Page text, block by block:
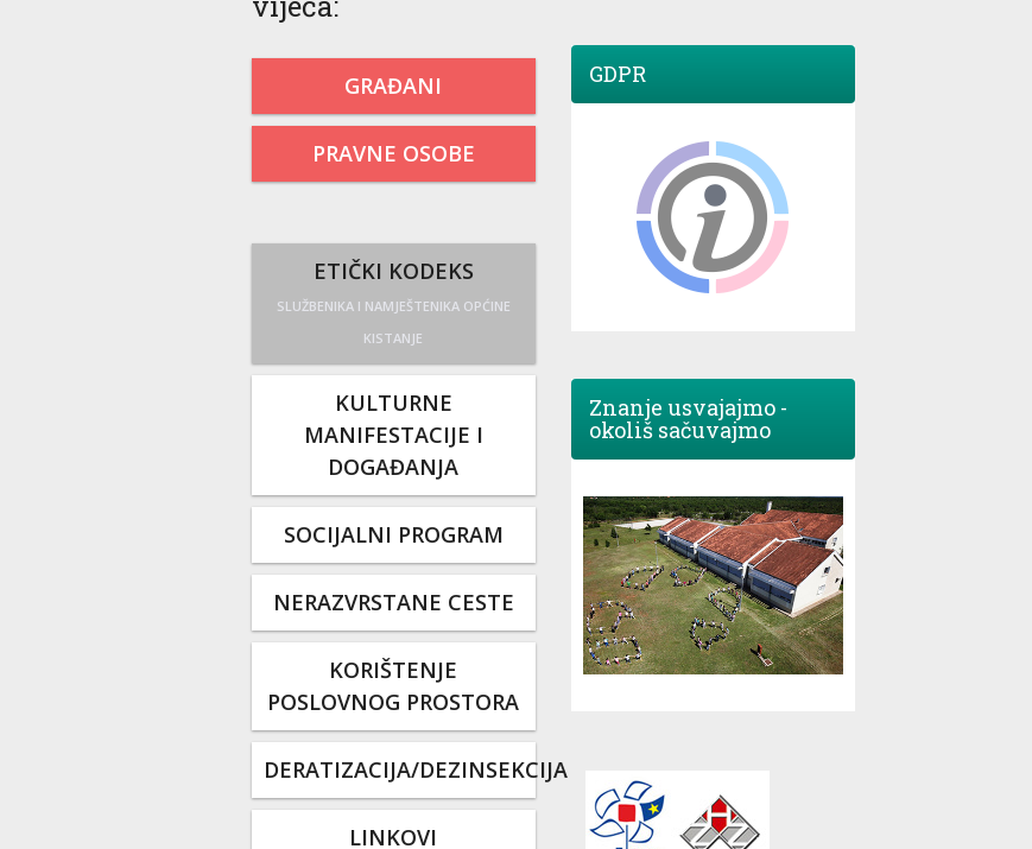
GRAĐANI
PRAVNE OSOBE
ETIČKI KODEKS
SLUŽBENIKA I NAMJEŠTENIKA OPĆINE
KISTANJE
KULTURNE
MANIFESTACIJE I
DOGAĐANJA
SOCIJALNI PROGRAM
NERAZVRSTANE CESTE
KORIŠTENJE
POSLOVNOG PROSTORA
DERATIZACIJA/DEZINSEKCIJA
LINKOVI
GDPR
Znanje usvajajmo -
okoliš sačuvajmo